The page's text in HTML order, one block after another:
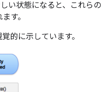
い状態になると、これらの
す。
的に示しています。